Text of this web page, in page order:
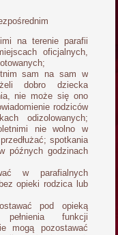
na terenie parafii
oficjalnych,
sam na sam w
dobro dziecka
nie może się ono
rodziców
odizolowanych;
nie wolno w
spotkania
późnych godzinach
w parafialnych
opieki rodzica lub
pod opieką
funkcji
mogą pozostawać